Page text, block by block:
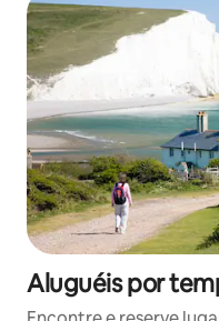
Aluguéis por